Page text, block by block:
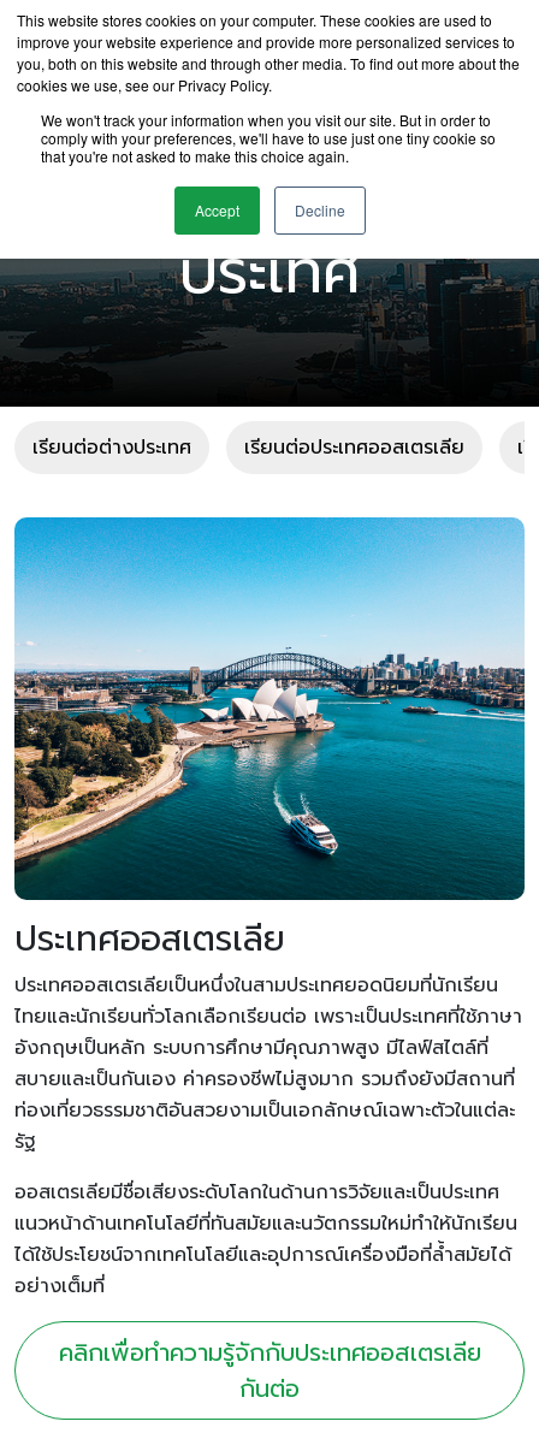
This website stores cookies on your computer. These cookies are used to
improve your website experience and provide more personalized services to
you, both on this website and through other media. To find out more about the
cookies we use, see our Privacy Policy.
We won't track your information when you visit our site. But in order to
comply with your preferences, we'll have to use just one tiny cookie so
that you're not asked to make this choice again.
Accept Decline
เรียนต่อต่าง
ประเทศ
เรียนต่อต่างประเทศ เรียนต่อประเทศออสเตรเลีย เ
ประเทศออสเตรเลีย
ประเทศออสเตรเลียเป็นหนึ่งในสามประเทศยอดนิยมที่นักเรียน
ไทยและนักเรียนทั่วโลกเลือกเรียนต่อ เพราะเป็นประเทศที่ใช้ภาษา
อังกฤษเป็นหลัก ระบบการศึกษามีคุณภาพสูง มีไลฟ์สไตล์ที่
สบายและเป็นกันเอง ค่าครองชีพไม่สูงมาก รวมถึงยังมีสถานที่
ท่องเที่ยวธรรมชาติอันสวยงามเป็นเอกลักษณ์เฉพาะตัวในแต่ละ
รัฐ
ออสเตรเลียมีชื่อเสียงระดับโลกในด้านการวิจัยและเป็นประเทศ
แนวหน้าด้านเทคโนโลยีที่ทันสมัยและนวัตกรรมใหม่ทำให้นักเรียน
ได้ใช้ประโยชน์จากเทคโนโลยีและอุปการณ์เครื่องมือที่ล้ำสมัยได้
อย่างเต็มที่
คลิกเพื่อทำความรู้จักกับประเทศออสเตรเลีย
กันต่อ